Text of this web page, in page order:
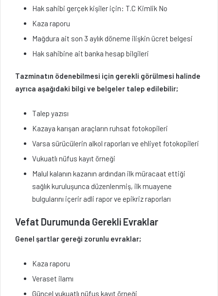
Hak sahibi gerçek kişiler için: T.C Kimlik No
Kaza raporu
Mağdura ait son 3 aylık döneme ilişkin ücret belgesi
Hak sahibine ait banka hesap bilgileri
Tazminatın ödenebilmesi için gerekli görülmesi halinde
ayrıca aşağıdaki bilgi ve belgeler talep edilebilir;
Talep yazısı
Kazaya karışan araçların ruhsat fotokopileri
Varsa sürücülerin alkol raporları ve ehliyet fotokopileri
Vukuatlı nüfus kayıt örneği
Malul kalanın kazanın ardından ilk müracaat ettiği
sağlık kuruluşunca düzenlenmiş, ilk muayene
bulgularını içerir adli rapor ve epikriz raporları
Vefat Durumunda Gerekli Evraklar
Genel şartlar gereği zorunlu evraklar;
Kaza raporu
Veraset ilamı
Güncel vukuatlı nüfus kayıt örneği